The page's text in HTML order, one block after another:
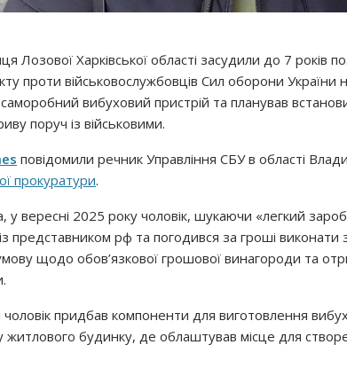
Лозової Харківської області засудили до 7 років
проти військовослужбовців Сил оборони
вибуховий пристрій та планував
поруч із військовими.
повідомили речник Управління СБУ в області
прокуратури.
у вересні 2025 року чоловік, шукаючи «легкий
представником рф та погодився за гроші виконати
щодо обов’язкової грошової винагороди та
придбав компоненти для виготовлення
житлового будинку, де облаштував місце для